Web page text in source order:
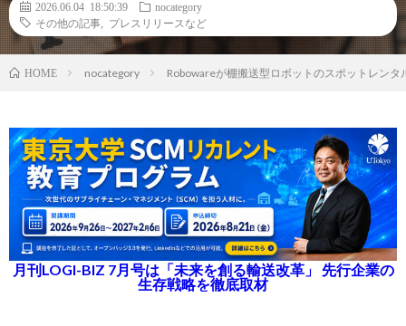
2026.06.04 18:50:39
nocategory
その他の記事
プレスリリースなど
HOME nocategory Robowareが棚搬送型ロボットのスポットレン
月刊LOGI-BIZ 7月号は「未来を創る輸送改革」 先行企業の
生存戦略を徹底取材